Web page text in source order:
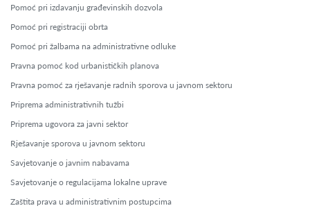
Pomoć pri izdavanju građevinskih dozvola
Pomoć pri registraciji obrta
Pomoć pri žalbama na administrativne odluke
Pravna pomoć kod urbanističkih planova
Pravna pomoć za rješavanje radnih sporova u javnom sektoru
Priprema administrativnih tužbi
Priprema ugovora za javni sektor
Rješavanje sporova u javnom sektoru
Savjetovanje o javnim nabavama
Savjetovanje o regulacijama lokalne uprave
Zaštita prava u administrativnim postupcima